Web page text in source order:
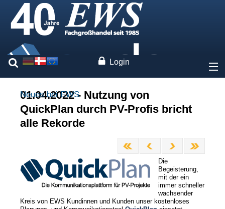
Login
Über uns
Leistungen
Neues bei EWS
01.04.2022 - Nutzung von
QuickPlan durch PV-Profis bricht
alle Rekorde
Die
Begeisterung,
mit der ein
immer schneller
wachsender
Kreis von EWS Kundinnen und Kunden unser kostenloses